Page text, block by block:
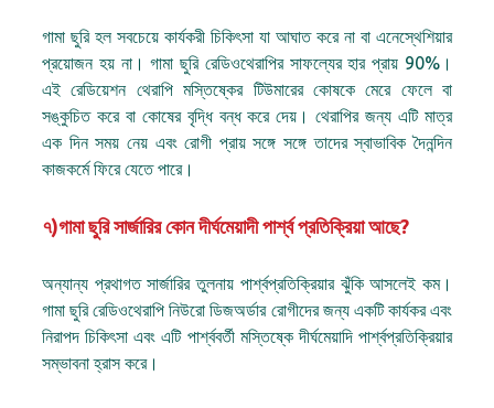
গামা ছুরি হল সবচেয়ে কার্যকরী চিকিৎসা যা আঘাত করে না বা এনেস্থেশিয়ার
প্রয়োজন হয় না। গামা ছুরি রেডিওথেরাপির সাফল্যের হার প্রায় 90%।
এই রেডিয়েশন থেরাপি মস্তিষ্কের টিউমারের কোষকে মেরে ফেলে বা
সঙ্কুচিত করে বা কোষের বৃদ্ধি বন্ধ করে দেয়। থেরাপির জন্য এটি মাত্র
এক দিন সময় নেয় এবং রোগী প্রায় সঙ্গে সঙ্গে তাদের স্বাভাবিক দৈনন্দিন
কাজকর্মে ফিরে যেতে পারে।
৭)গামা ছুরি সার্জারির কোন দীর্ঘমেয়াদী পার্শ্ব প্রতিক্রিয়া আছে?
অন্যান্য প্রথাগত সার্জারির তুলনায় পার্শ্বপ্রতিক্রিয়ার ঝুঁকি আসলেই কম।
গামা ছুরি রেডিওথেরাপি নিউরো ডিজঅর্ডার রোগীদের জন্য একটি কার্যকর এবং
নিরাপদ চিকিৎসা এবং এটি পার্শ্ববর্তী মস্তিষ্কে দীর্ঘমেয়াদি পার্শ্বপ্রতিক্রিয়ার
সম্ভাবনা হ্রাস করে।